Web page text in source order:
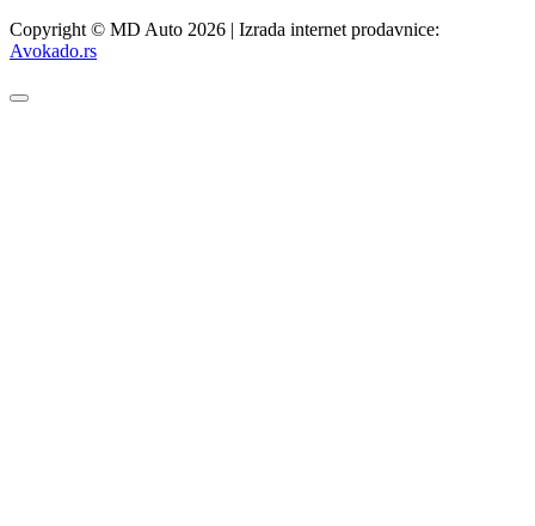
Copyright © MD Auto 2026 | Izrada internet prodavnice:
Avokado.rs